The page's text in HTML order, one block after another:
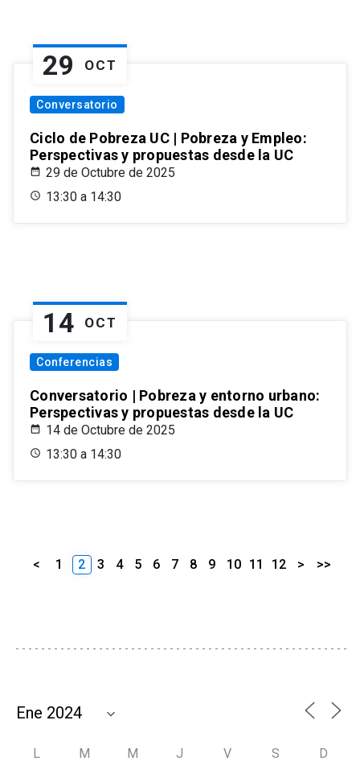
29 OCT
Conversatorio
Ciclo de Pobreza UC | Pobreza y Empleo:
Perspectivas y propuestas desde la UC
29 de Octubre de 2025
13:30 a 14:30
14 OCT
Conferencias
Conversatorio | Pobreza y entorno urbano:
Perspectivas y propuestas desde la UC
14 de Octubre de 2025
13:30 a 14:30
< 1 2 3 4 5 6 7 8 9 10 11 12 > >>
L M M J V S D